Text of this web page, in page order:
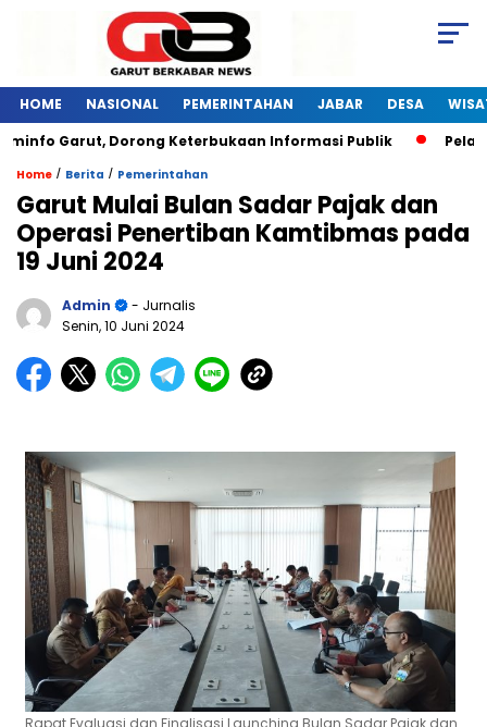
HOME NASIONAL PEMERINTAHAN JABAR DESA
Dorong Keterbukaan Informasi Publik
Pelatihan
Home / Berita / Pemerintahan
Garut Mulai Bulan Sadar Pajak dan
Operasi Penertiban Kamtibmas pada
19 Juni 2024
Admin
- Jurnalis
Senin, 10 Juni 2024
Rapat Evaluasi dan Finalisasi Launching Bulan Sadar Pajak dan